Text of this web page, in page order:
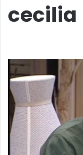
cecilia